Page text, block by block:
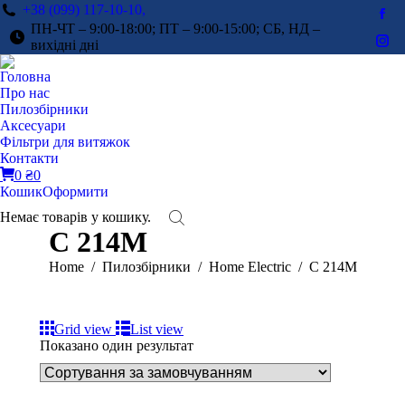
+38 (099) 117-10-10,
ПН-ЧТ – 9:00-18:00; ПТ – 9:00-15:00; СБ, НД –
вихідні дні
Головна
Про нас
Пилозбірники
Аксесуари
Фільтри для витяжок
Контакти
0 ₴0
КошикОформити
Немає товарів у кошику.
C 214M
You are here:
Home Пилозбірники Home Electric C 214M
Grid view
List view
Показано один результат